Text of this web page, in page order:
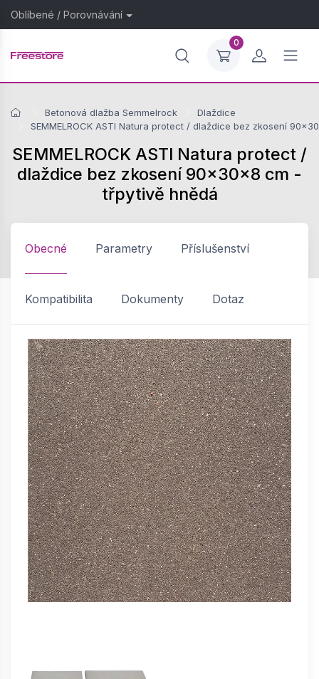
Oblíbené / Porovnávání
0
Betonová dlažba Semmelrock
Dlaždice
SEMMELROCK ASTI Natura protect / dlaždice bez zkosení
SEMMELROCK ASTI Natura protect /
dlaždice bez zkosení 90x30x8 cm -
třpytivě hnědá
Obecné Parametry Příslušenství
Kompatibilita Dokumenty Dotaz